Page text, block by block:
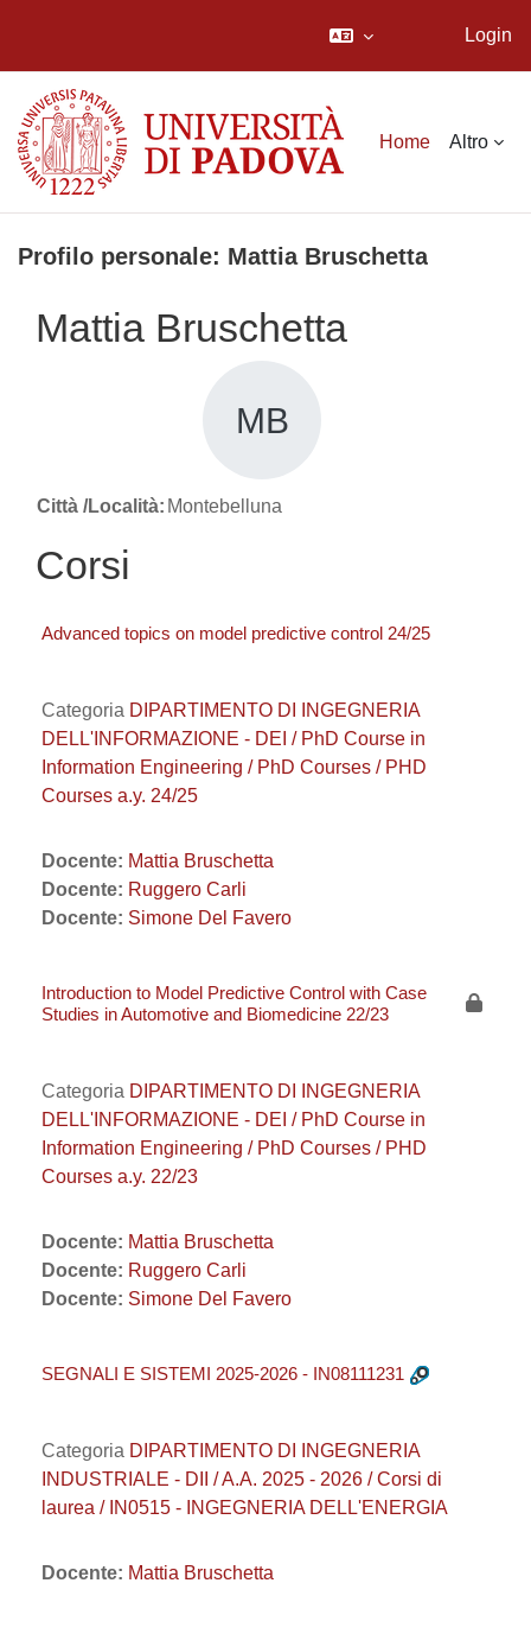
Login
Home Altro
Profilo personale: Mattia Bruschetta
Mattia Bruschetta
MB
Città /Località: Montebelluna
Corsi
Advanced topics on model predictive control 24/25
Categoria DIPARTIMENTO DI INGEGNERIA
DELL'INFORMAZIONE - DEI / PhD Course in
Information Engineering / PhD Courses / PHD
Courses a.y. 24/25
Docente: Mattia Bruschetta
Docente: Ruggero Carli
Docente: Simone Del Favero
Introduction to Model Predictive Control with Case
Studies in Automotive and Biomedicine 22/23
Categoria DIPARTIMENTO DI INGEGNERIA
DELL'INFORMAZIONE - DEI / PhD Course in
Information Engineering / PhD Courses / PHD
Courses a.y. 22/23
Docente: Mattia Bruschetta
Docente: Ruggero Carli
Docente: Simone Del Favero
SEGNALI E SISTEMI 2025-2026 - IN08111231
Categoria DIPARTIMENTO DI INGEGNERIA
INDUSTRIALE - DII / A.A. 2025 - 2026 / Corsi di
laurea / IN0515 - INGEGNERIA DELL'ENERGIA
Docente: Mattia Bruschetta